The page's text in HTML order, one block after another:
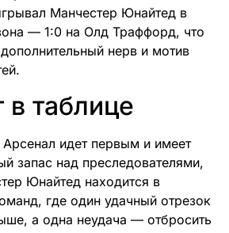
Манчестер Юнайтед в
— 1:0 на Олд Траффорд, что
нерв и мотив
в таблице
идет первым и имеет
запас над преследователями,
Юнайтед находится в
где один удачный отрезок
а одна неудача — отбросить